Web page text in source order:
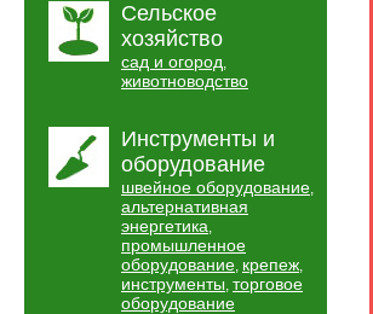
Сельское
хозяйство
сад и огород,
животноводство
Инструменты и
оборудование
швейное оборудование,
альтернативная
энергетика,
промышленное
оборудование, крепеж,
инструменты, торговое
оборудование